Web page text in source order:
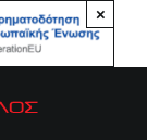
×